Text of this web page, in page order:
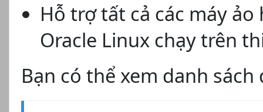
Hỗ trợ tất cả các máy
Oracle Linux chạy trên
Bạn có thể xem danh